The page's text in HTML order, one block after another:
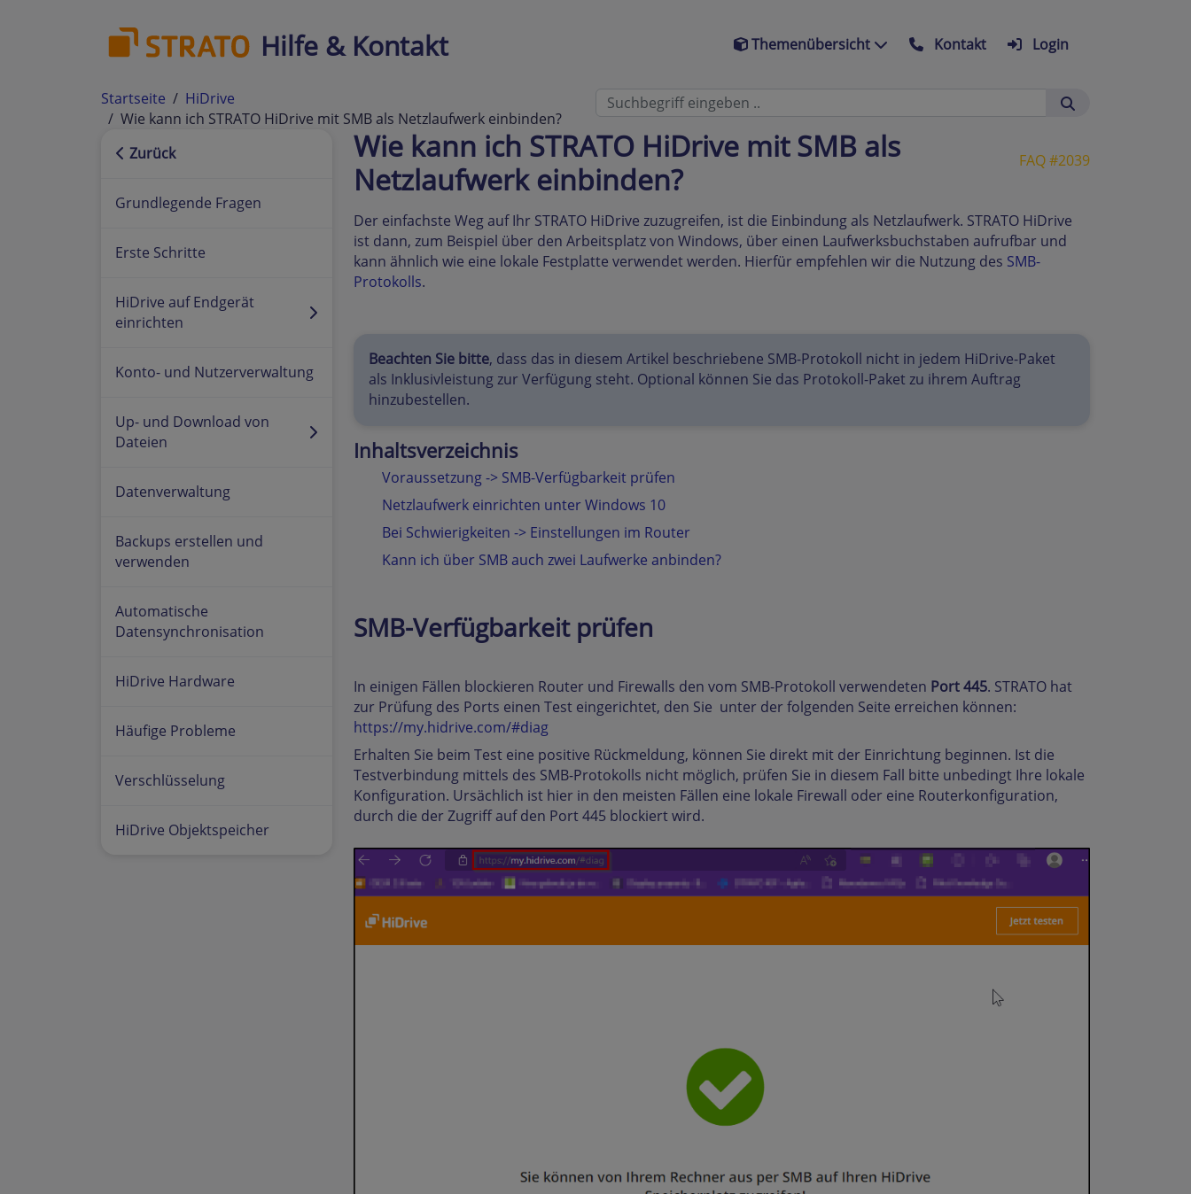
Hilfe & Kontakt Themenübersicht Kontakt Login
Startseite
HiDrive
Wie kann ich STRATO HiDrive mit SMB als Netzlaufwerk einbinden?
Zurück
Grundlegende Fragen
Erste Schritte
HiDrive auf Endgerät
einrichten
Konto- und Nutzerverwaltung
Up- und Download von
Dateien
Datenverwaltung
Backups erstellen und
verwenden
Automatische
Datensynchronisation
HiDrive Hardware
Häufige Probleme
Verschlüsselung
HiDrive Objektspeicher
FAQ #2039
Wie kann ich STRATO HiDrive mit SMB als
Netzlaufwerk einbinden?
Der einfachste Weg auf Ihr STRATO HiDrive zuzugreifen, ist die Einbindung als Netzlaufwerk. STRATO HiDrive
ist dann, zum Beispiel über den Arbeitsplatz von Windows, über einen Laufwerksbuchstaben aufrufbar und
kann ähnlich wie eine lokale Festplatte verwendet werden. Hierfür empfehlen wir die Nutzung des SMB-
Protokolls.
Beachten Sie bitte, dass das in diesem Artikel beschriebene SMB-Protokoll nicht in jedem HiDrive-Paket
als Inklusivleistung zur Verfügung steht. Optional können Sie das Protokoll-Paket zu ihrem Auftrag
hinzubestellen.
Inhaltsverzeichnis
Voraussetzung -> SMB-Verfügbarkeit prüfen
Netzlaufwerk einrichten unter Windows 10
Bei Schwierigkeiten -> Einstellungen im Router
Kann ich über SMB auch zwei Laufwerke anbinden?
SMB-Verfügbarkeit prüfen
In einigen Fällen blockieren Router und Firewalls den vom SMB-Protokoll verwendeten Port 445. STRATO hat
zur Prüfung des Ports einen Test eingerichtet, den Sie unter der folgenden Seite erreichen können:
https://my.hidrive.com/#diag
Erhalten Sie beim Test eine positive Rückmeldung, können Sie direkt mit der Einrichtung beginnen. Ist die
Testverbindung mittels des SMB-Protokolls nicht möglich, prüfen Sie in diesem Fall bitte unbedingt Ihre lokale
Konfiguration. Ursächlich ist hier in den meisten Fällen eine lokale Firewall oder eine Routerkonfiguration,
durch die der Zugriff auf den Port 445 blockiert wird.